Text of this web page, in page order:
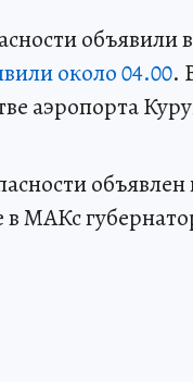
около 04.00.
аэропорта
в МАКс